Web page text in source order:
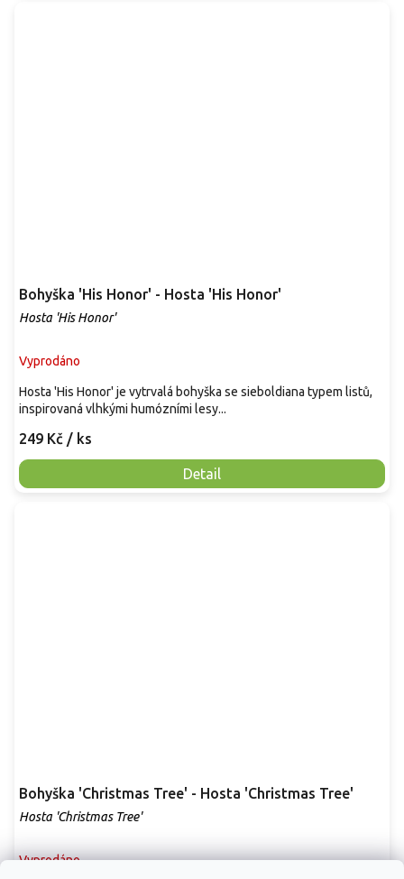
Bohyška 'His Honor' - Hosta 'His Honor'
Hosta 'His Honor'
Vyprodáno
249 Kč / ks
Detail
Hosta 'His Honor' je vytrvalá bohyška se sieboldiana typem listů,
inspirovaná vlhkými humózními lesy...
Bohyška 'Christmas Tree' - Hosta 'Christmas Tree'
Hosta 'Christmas Tree'
Vyprodáno